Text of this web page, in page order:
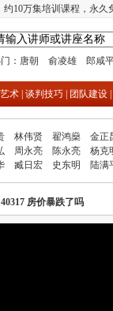
10万集培训课程，永
： 唐朝 俞凌雄 郎咸
术| 谈判技巧| 团队建设|
林伟贤 翟鸿燊
金正
周永亮 陈永亮
杨克
臧日宏 史东明 陆满
房价暴跌了吗